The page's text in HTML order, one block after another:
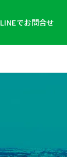
LINEでお問合せ